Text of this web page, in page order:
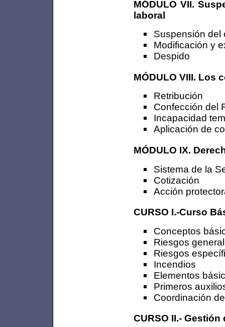
MÓDULO VII.
laboral
Suspensión del
Modificación y
Despido
MÓDULO VIII. Los
Retribución
Confección del
Incapacidad
Aplicación de
MÓDULO IX.
Sistema de la
Cotización
Acción
CURSO I.-Curso
Conceptos
Riesgos
Riesgos
Incendios
Elementos
Primeros
Coordinación
CURSO II.-